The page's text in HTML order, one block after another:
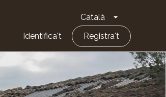
Català Toggle
Identifica't Registra't